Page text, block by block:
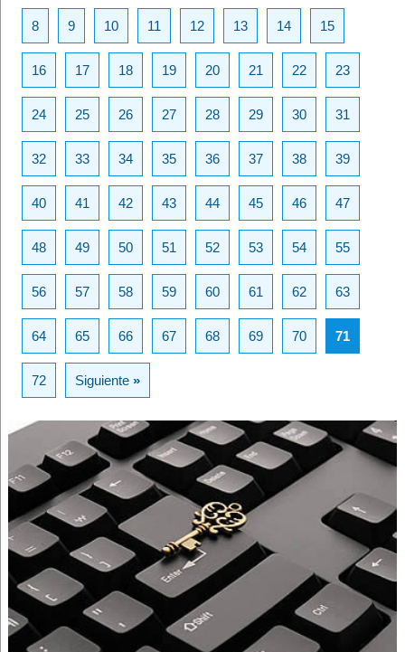
8 9 10 11 12 13 14 15
16 17 18 19 20 21 22 23
24 25 26 27 28 29 30 31
32 33 34 35 36 37 38 39
40 41 42 43 44 45 46 47
48 49 50 51 52 53 54 55
56 57 58 59 60 61 62 63
64 65 66 67 68 69 70 71
72 Siguiente»